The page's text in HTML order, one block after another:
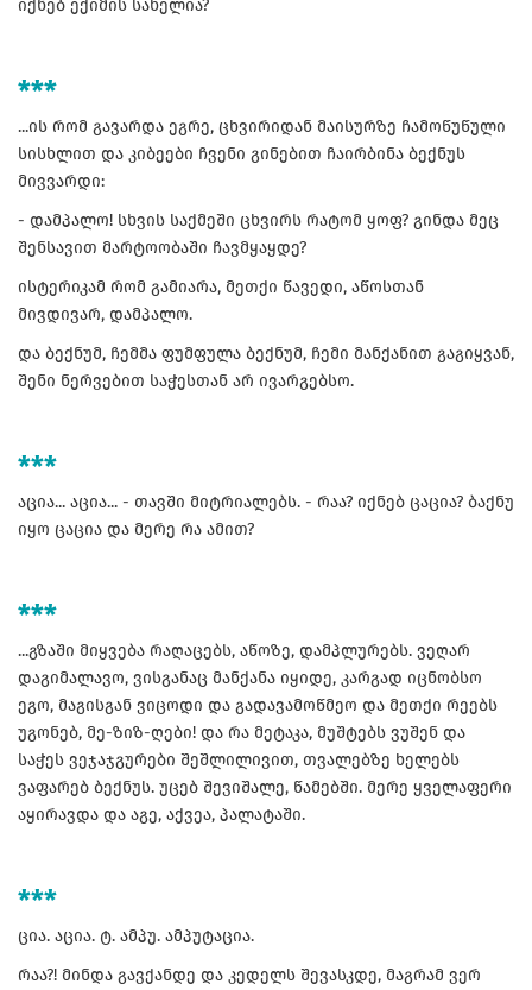
იქნებ ექიმის სახელია?
***
...ის რომ გავარდა ეგრე, ცხვირიდან მაისურზე ჩამოწუწული
სისხლით და კიბეები ჩვენი გინებით ჩაირბინა ბექნუს
მივვარდი:
- დამპალო! სხვის საქმეში ცხვირს რატომ ყოფ? გინდა მეც
შენსავით მარტოობაში ჩავმყაყდე?
ისტერიკამ რომ გამიარა, მეთქი წავედი, აწოსთან
მივდივარ, დამპალო.
და ბექნუმ, ჩემმა ფუმფულა ბექნუმ, ჩემი მანქანით გაგიყვან,
შენი ნერვებით საჭესთან არ ივარგებსო.
***
აცია... აცია... - თავში მიტრიალებს. - რაა? იქნებ ცაცია? ბაქნუ
იყო ცაცია და მერე რა ამით?
***
...გზაში მიყვება რაღაცებს, აწოზე, დამპლურებს. ვეღარ
დაგიმალავო, ვისგანაც მანქანა იყიდე, კარგად იცნობსო
ეგო, მაგისგან ვიცოდი და გადავამოწმეო და მეთქი რეებს
უგონებ, მე-ზიზ-ღები! და რა მეტაკა, მუშტებს ვუშენ და
საჭეს ვეჯაჯგურები შეშლილივით, თვალებზე ხელებს
ვაფარებ ბექნუს. უცებ შევიშალე, წამებში. მერე ყველაფერი
აყირავდა და აგე, აქვეა, პალატაში.
***
ცია. აცია. ტ. ამპუ. ამპუტაცია.
რაა?! მინდა გავქანდე და კედელს შევასკდე, მაგრამ ვერ